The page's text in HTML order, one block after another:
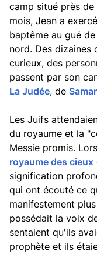
camp situé près
mois, Jean a
baptême au gué
nord. Des dizaines
curieux, des
passent par son
La Judée, de
Les Juifs
du royaume et la
Messie promis.
royaume des cieux
signification
qui ont écouté ce
manifestement
possédait la voix
sentaient qu'ils
prophète et ils